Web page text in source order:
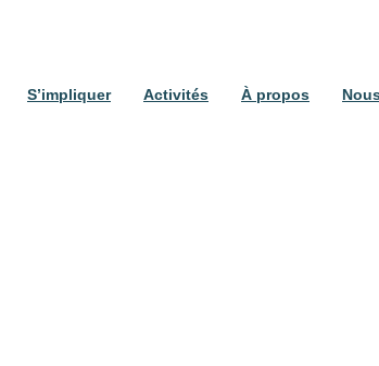
S’impliquer Activités À propos